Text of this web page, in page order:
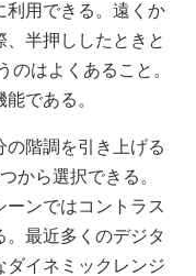
利用できる。遠くか
半押ししたときと
のはよくあること。
である。
階調を引き上げる
から選択できる。
ーンではコントラス
。最近多くのデジタ
ダイネミックレンジ